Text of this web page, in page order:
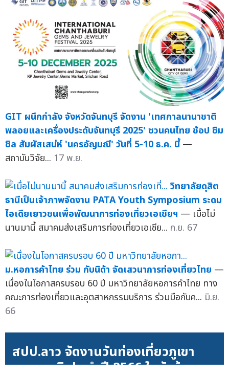
GIT ผนึกกำลัง จังหวัดจันทบุรี จัดงาน 'เทศกาลนานาชาติ
พลอยและเครื่องประดับจันทบุรี 2025' ชวนคนไทย ช้อป ชิม
ชิล สัมผัสเสน่ห์ 'นครอัญมณี' วันที่ 5-10 ธ.ค. นี้ —
สถาบันวิจัย... 17 พ.ย.
วิทยาลัยดุสิต
ธานีเป็นเจ้าภาพจัดงาน PATA Youth Symposium ระดม
ไอเดียเยาวชนเพื่อพัฒนาการท่องเที่ยวเอเชียฯ — เมื่อไม่
นานมานี้ สมาคมส่งเสริมการท่องเที่ยวเอเชีย... ก.ย. 67
ม.หอการค้าไทย ร่วม กับนิด้า จัดเสวนาการท่องเที่ยวไทย —
เนื่องในโอกาสครบรอบ 60 ปี มหาวิทยาลัยหอการค้าไทย ทาง
คณะการท่องเที่ยวและอุตสาหกรรมบริการ ร่วมมือกับค... มิ.ย.
66
สปป.ลาว จัดงานวันท่องเที่ยวภูเขา
นานาชาติ ประจำปี 2566 ในหัวข้อ